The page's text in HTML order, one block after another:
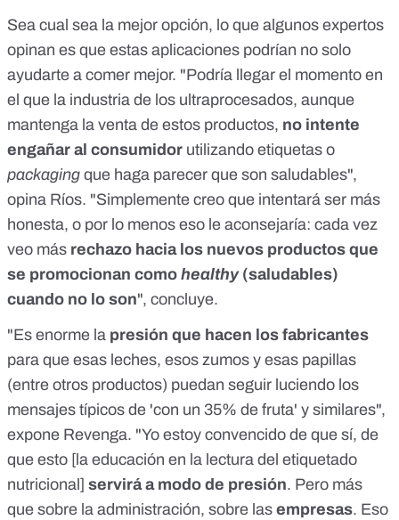
Sea cual sea la mejor opción, lo que algunos expertos
opinan es que estas aplicaciones podrían no solo
ayudarte a comer mejor. "Podría llegar el momento en
el que la industria de los ultraprocesados, aunque
mantenga la venta de estos productos, no intente
engañar al consumidor utilizando etiquetas o
packaging que haga parecer que son saludables",
opina Ríos. "Simplemente creo que intentará ser más
honesta, o por lo menos eso le aconsejaría: cada vez
veo más rechazo hacia los nuevos productos que
se promocionan como healthy (saludables)
cuando no lo son", concluye.
"Es enorme la presión que hacen los fabricantes
para que esas leches, esos zumos y esas papillas
(entre otros productos) puedan seguir luciendo los
mensajes típicos de 'con un 35% de fruta' y similares",
expone Revenga. "Yo estoy convencido de que sí, de
que esto [la educación en la lectura del etiquetado
nutricional] servirá a modo de presión. Pero más
que sobre la administración, sobre las empresas. Eso